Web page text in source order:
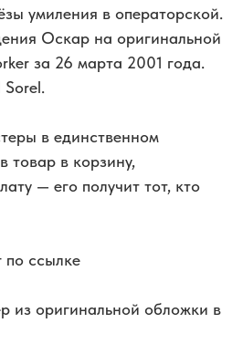
умиления в операторской.
Оскар на оригинальной
за 26 марта 2001 года.
в единственном
товар в корзину,
— его получит тот, кто
по ссылке
из оригинальной обложки в